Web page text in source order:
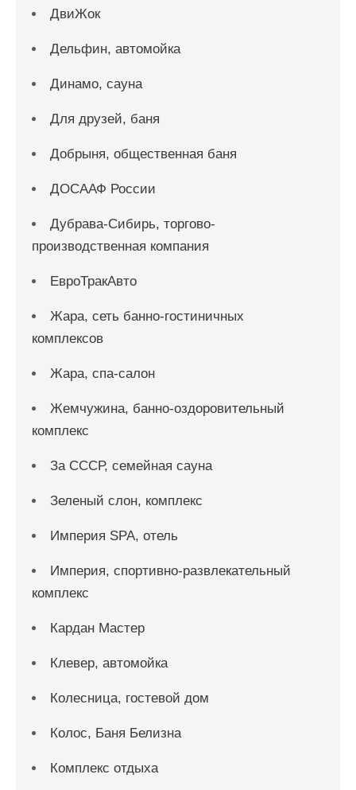
ДвиЖок
Дельфин, автомойка
Динамо, сауна
Для друзей, баня
Добрыня, общественная баня
ДОСААФ России
Дубрава-Сибирь, торгово-
производственная компания
ЕвроТракАвто
Жара, сеть банно-гостиничных
комплексов
Жара, спа-салон
Жемчужина, банно-оздоровительный
комплекс
За СССР, семейная сауна
Зеленый слон, комплекс
Империя SPA, отель
Империя, спортивно-развлекательный
комплекс
Кардан Мастер
Клевер, автомойка
Колесница, гостевой дом
Колос, Баня Белизна
Комплекс отдыха